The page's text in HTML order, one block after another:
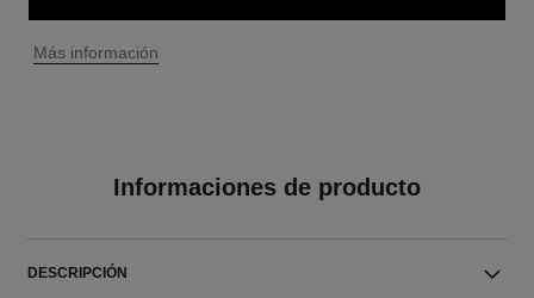
↩
Más información
Informaciones de producto
DESCRIPCIÓN